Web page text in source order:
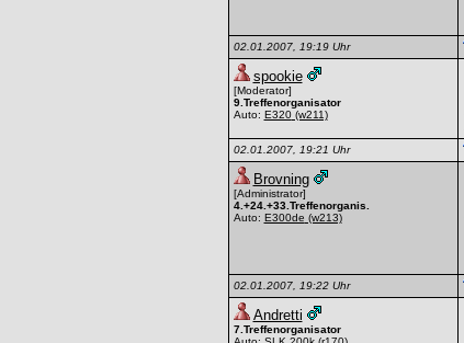
02.01.2007, 19:19 Uhr
spookie
[Moderator]
9.Treffenorganisator
Auto: E320(w211)
02.01.2007, 19:21 Uhr
Brovning
[Administrator]
4.+24.+33.Treffenorganis.
Auto: E300de (w213)
02.01.2007, 19:22 Uhr
Andretti
7.Treffenorganisator